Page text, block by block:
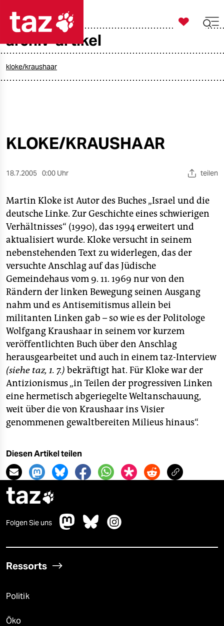
öko
sport
berlin
nord
wahrheit
verlag
verlag
veranstaltungen
shop
fragen & hilfe
unterstützen
abo
epaper login

taz zahl ich
archiv-artikel
kloke/kraushaar
KLOKE/KRAUSHAAR
18.7.2005 0:00 Uhr teilen
Martin Kloke ist Autor des Buches „Israel und die
deutsche Linke. Zur Geschichte eines schwierigen
Verhältnisses“ (1990), das 1994 erweitert und
aktualisiert wurde. Kloke versucht in seinem
nebenstehenden Text zu widerlegen, das der
versuchte Anschlag auf das Jüdische
Gemeindehaus vom 9. 11. 1969 nur von den
Rändern der linken Bewegung seinen Ausgang
nahm und es Antisemitismus allein bei
militanten Linken gab – so wie es der Politologe
Wolfgang Kraushaar in seinem vor kurzem
veröffentlichten Buch über den Anschlag
herausgearbeitet und auch in einem taz-Interview
(siehe taz, 1. 7.) bekräftigt hat. Für Kloke war der
Antizionismus „in Teilen der progressiven Linken
eine hermetisch abgeriegelte Weltanschauung,
weit über die von Kraushaar ins Visier
genommenen gewaltbereiten Milieus hinaus“.
Diesen Artikel teilen
taz
Folgen Sie uns
Ressorts
Politik
Öko